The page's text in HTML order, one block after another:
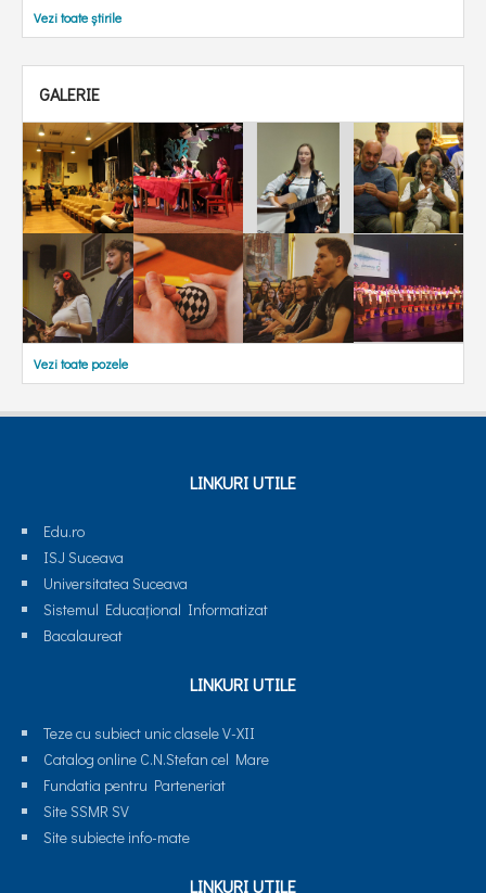
Vezi toate știrile
GALERIE
Vezi toate pozele
LINKURI UTILE
Edu.ro
ISJ Suceava
Universitatea Suceava
Sistemul Educaţional Informatizat
Bacalaureat
LINKURI UTILE
Teze cu subiect unic clasele V-XII
Catalog online C.N.Stefan cel Mare
Fundatia pentru Parteneriat
Site SSMR SV
Site subiecte info-mate
LINKURI UTILE